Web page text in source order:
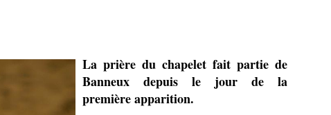
La prière du chapelet fait partie de
Banneux depuis le jour de la
première apparition.